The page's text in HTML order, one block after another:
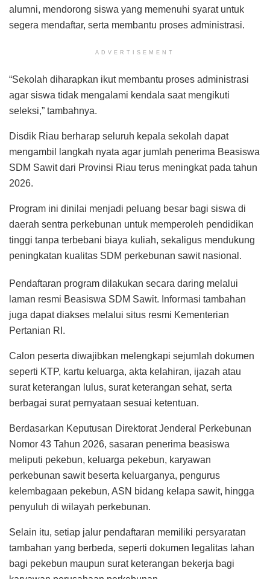
alumni, mendorong siswa yang memenuhi syarat untuk
segera mendaftar, serta membantu proses administrasi.
ADVERTISEMENT
“Sekolah diharapkan ikut membantu proses administrasi
agar siswa tidak mengalami kendala saat mengikuti
seleksi,” tambahnya.
Disdik Riau berharap seluruh kepala sekolah dapat
mengambil langkah nyata agar jumlah penerima Beasiswa
SDM Sawit dari Provinsi Riau terus meningkat pada tahun
2026.
Program ini dinilai menjadi peluang besar bagi siswa di
daerah sentra perkebunan untuk memperoleh pendidikan
tinggi tanpa terbebani biaya kuliah, sekaligus mendukung
peningkatan kualitas SDM perkebunan sawit nasional.
Pendaftaran program dilakukan secara daring melalui
laman resmi Beasiswa SDM Sawit. Informasi tambahan
juga dapat diakses melalui situs resmi Kementerian
Pertanian RI.
Calon peserta diwajibkan melengkapi sejumlah dokumen
seperti KTP, kartu keluarga, akta kelahiran, ijazah atau
surat keterangan lulus, surat keterangan sehat, serta
berbagai surat pernyataan sesuai ketentuan.
Berdasarkan Keputusan Direktorat Jenderal Perkebunan
Nomor 43 Tahun 2026, sasaran penerima beasiswa
meliputi pekebun, keluarga pekebun, karyawan
perkebunan sawit beserta keluarganya, pengurus
kelembagaan pekebun, ASN bidang kelapa sawit, hingga
penyuluh di wilayah perkebunan.
Selain itu, setiap jalur pendaftaran memiliki persyaratan
tambahan yang berbeda, seperti dokumen legalitas lahan
bagi pekebun maupun surat keterangan bekerja bagi